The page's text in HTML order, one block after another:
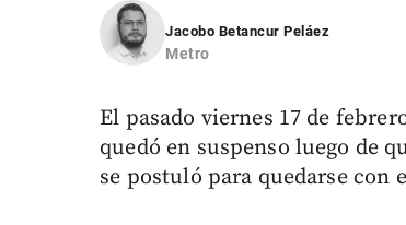
Jacobo Betancur Peláez
Metro
El pasado viernes 17 de
quedó en suspenso luego de
se postuló para quedarse